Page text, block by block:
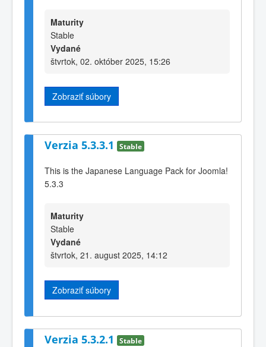
Maturity
Stable
Vydané
štvrtok, 02. október 2025, 15:26
Zobraziť súbory
Verzia 5.3.3.1 Stable
This is the Japanese Language Pack for Joomla!
5.3.3
Maturity
Stable
Vydané
štvrtok, 21. august 2025, 14:12
Zobraziť súbory
Verzia 5.3.2.1 Stable